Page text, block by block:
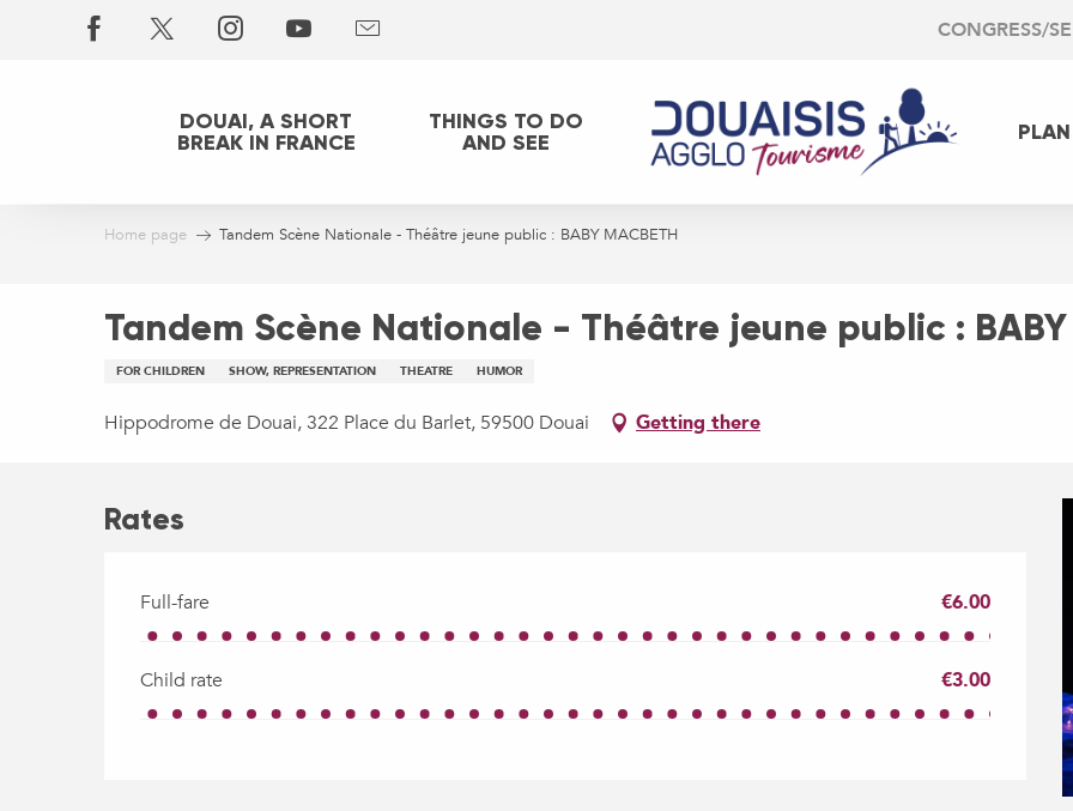
CONGRESS/
DOUAI, A SHORT
BREAK IN FRANCE
THINGS TO DO
AND SEE
Home page Tandem Scène Nationale - Théâtre jeune public : BABY MACBETH
Tandem Scène Nationale - Théâtre jeune public : BABY
FOR CHILDREN SHOW, REPRESENTATION THEATRE HUMOR
Hippodrome de Douai, 322 Place du Barlet, 59500 Douai Getting there
Rates
Full-fare €6.00
Child rate €3.00